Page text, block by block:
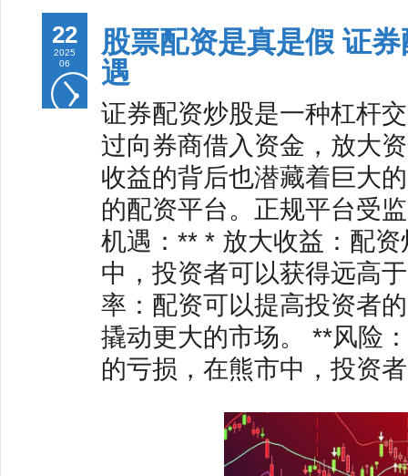
22
2025
06
股票配资是真是假 证
遇
证券配资炒股是一种杠杆
过向券商借入资金，放大
收益的背后也潜藏着巨大
的配资平台。正规平台受
机遇：** * 放大收益：配
中，投资者可以获得远高
率：配资可以提高投资者
撬动更大的市场。 **风险
的亏损，在熊市中，投资者